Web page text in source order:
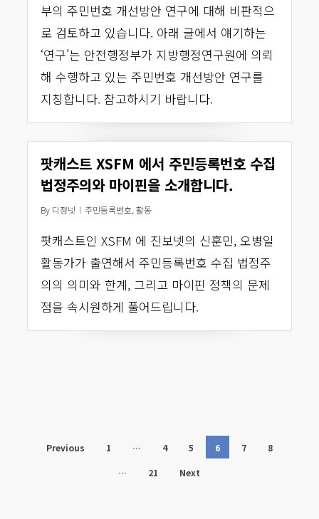
부의 주민번호 개선방안 연구에 대해 비판적으
로 검토하고 있습니다. 아래 글에서 얘기하는
‘연구’는 안전행정부가 지방행정연구원에 의뢰
해 수행하고 있는 주민번호 개선방안 연구를
지칭합니다. 참고하시기 바랍니다.
팟캐스트 XSFM 에서 주민등록번호 수집
법정주의와 마이핀을 소개합니다.
By 디정넷 주민등록번호,활동
팟캐스트인 XSFM 에 진보넷의 신훈민, 오병일
활동가가 출연해서 주민등록번호 수집 법정주
의의 의미와 한계, 그리고 마이핀 정책의 문제
점을 속시원하게 풀어드립니다.
Previous 1 … 4 5 6 7 8
… 21 Next